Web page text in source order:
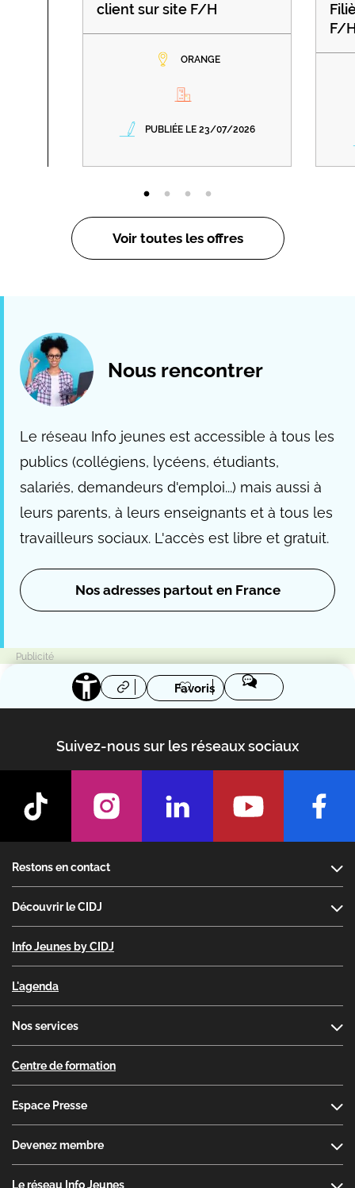
client sur site F/H
ORANGE
PUBLIÉE LE 23/07/2026
F/
Voir toutes les offres
Nous rencontrer
Le réseau Info jeunes est accessible à tous les
publics (collégiens, lycéens, étudiants,
salariés, demandeurs d'emploi...) mais aussi à
leurs parents, à leurs enseignants et à tous les
travailleurs sociaux. L'accès est libre et gratuit.
Nos adresses partout en France
Favoris
Suivez-nous sur les réseaux sociaux
Restons en contact
Découvrir le CIDJ
Info Jeunes by CIDJ
L'agenda
Nos services
Centre de formation
Espace Presse
Devenez membre
Le réseau Info Jeunes